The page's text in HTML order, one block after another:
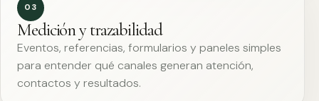
03
Medición y trazabilidad
Eventos, referencias, formularios y paneles simples
para entender qué canales generan atención,
contactos y resultados.